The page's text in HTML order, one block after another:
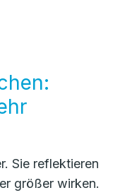
Sie reflektieren
größer wirken.